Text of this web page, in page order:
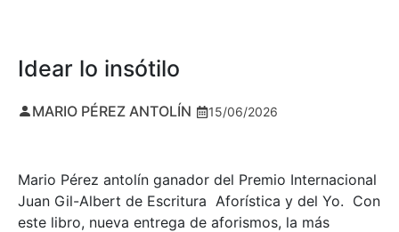
Idear lo insótilo
MARIO PÉREZ ANTOLÍN 15/06/2026
Mario Pérez antolín ganador del Premio Internacional
Juan Gil-Albert de Escritura Aforística y del Yo. Con
este libro, nueva entrega de aforismos, la más